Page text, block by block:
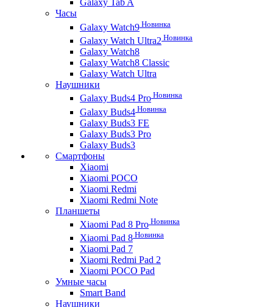
Galaxy Tab A
Часы
Galaxy Watch9 Новинка
Galaxy Watch Ultra2 Новинка
Galaxy Watch8
Galaxy Watch8 Classic
Galaxy Watch Ultra
Наушники
Galaxy Buds4 Pro Новинка
Galaxy Buds4 Новинка
Galaxy Buds3 FE
Galaxy Buds3 Pro
Galaxy Buds3
Смартфоны
Xiaomi
Xiaomi POCO
Xiaomi Redmi
Xiaomi Redmi Note
Планшеты
Xiaomi Pad 8 Pro Новинка
Xiaomi Pad 8 Новинка
Xiaomi Pad 7
Xiaomi Redmi Pad 2
Xiaomi POCO Pad
Умные часы
Smart Band
Наушники